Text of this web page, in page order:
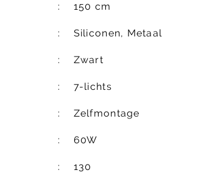
150 cm
Siliconen, Metaal
Zwart
7-lichts
Zelfmontage
60W
130